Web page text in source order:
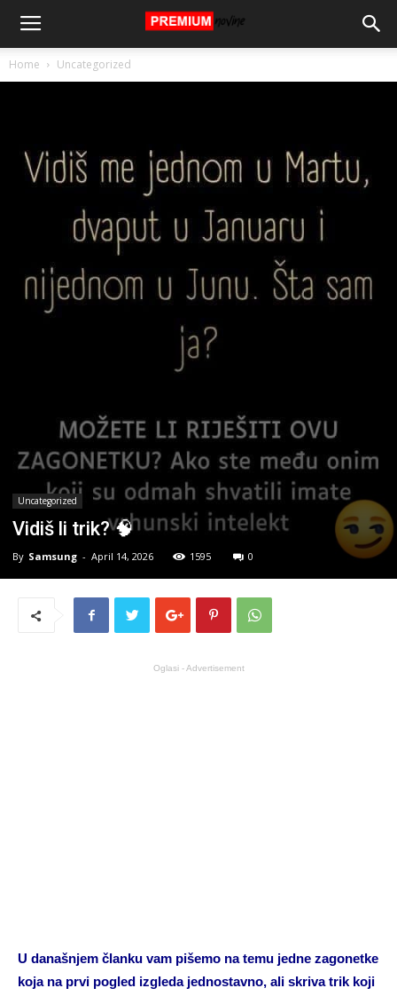
Home Uncategorized
Uncategorized
Vidiš li trik? 🧠
By Samsung - April 14, 2026 1595 0
Oglasi - Advertisement
U današnjem članku vam pišemo na temu jedne zagonetke
koja na prvi pogled izgleda jednostavno, ali skriva trik koji